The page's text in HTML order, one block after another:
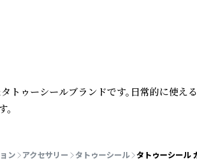
トゥーシールブランドです。日常的に使える
ン アクセサリー タトゥーシール タトゥーシール